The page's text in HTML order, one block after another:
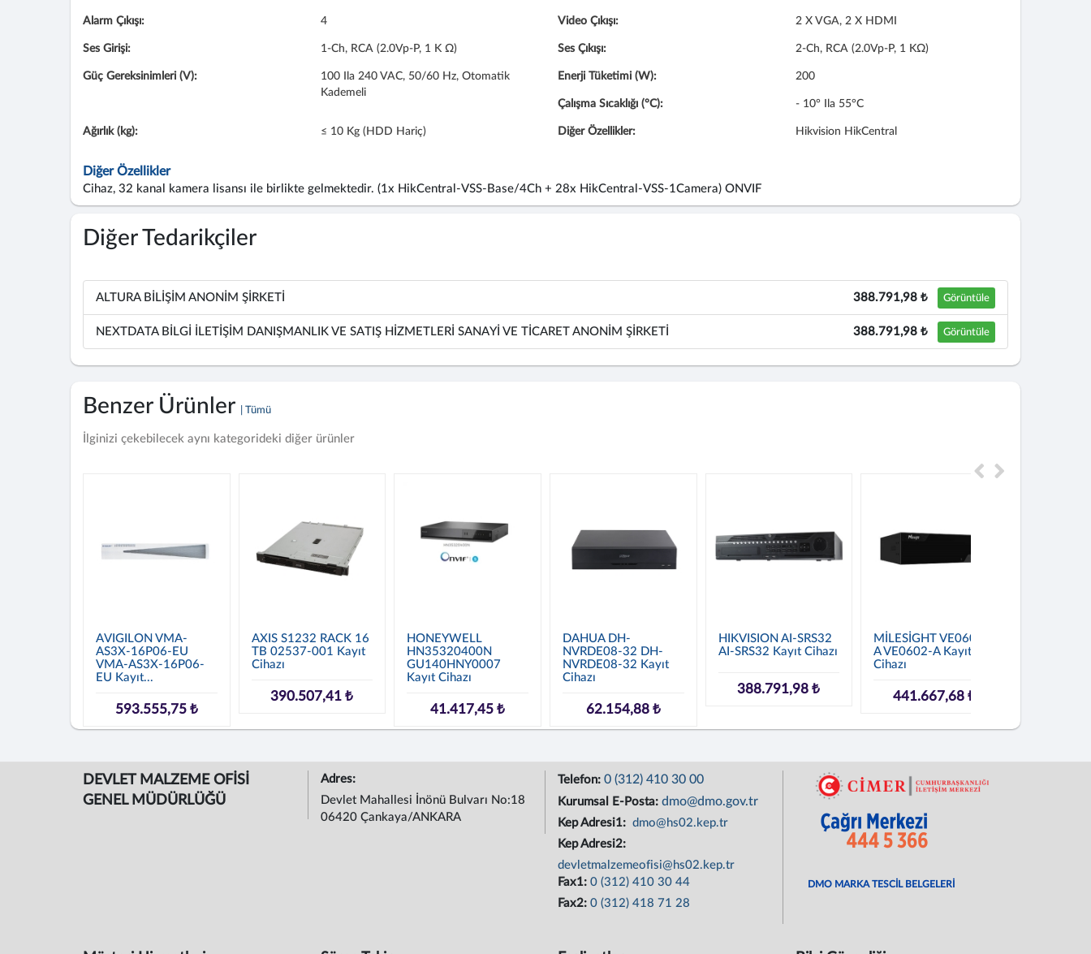
Alarm Çıkışı: 4 Video Çıkışı: 2 X VGA, 2 X HDMI
Ses Girişi: 1-Ch, RCA (2.0Vp-P, 1 K Ω) Ses Çıkışı: 2-Ch, RCA (2.0Vp-P, 1 KΩ)
Güç Gereksinimleri (V):
100 Ila 240 VAC, 50/60 Hz, Otomatik
Kademeli
Enerji Tüketimi (W): 200
Çalışma Sıcaklığı (°C): - 10° Ila 55°C
Ağırlık (kg): ≤ 10 Kg (HDD Hariç) Diğer Özellikler: Hikvision HikCentral
Diğer Özellikler
Cihaz, 32 kanal kamera lisansı ile birlikte gelmektedir. (1x HikCentral-VSS-Base/4Ch + 28x HikCentral-VSS-1Camera) ONVIF
Diğer Tedarikçiler
ALTURA BİLİŞİM ANONİM ŞİRKETİ 388.791,98 ₺ Görüntüle
NEXTDATA BİLGİ İLETİŞİM DANIŞMANLIK VE SATIŞ HİZMETLERİ SANAYİ VE TİCARET ANONİM ŞİRKETİ 388.791,98 ₺ Görüntüle
Benzer Ürünler | Tümü
İlginizi çekebilecek aynı kategorideki diğer ürünler
AVIGILON VMA-
AS3X-16P06-EU
VMA-AS3X-16P06-
EU Kayıt...
593.555,75 ₺
AXIS S1232 RACK 16
TB 02537-001 Kayıt
Cihazı
390.507,41 ₺
HONEYWELL
HN35320400N
GU140HNY0007
Kayıt Cihazı
41.417,45 ₺
DAHUA DH-
NVRDE08-32 DH-
NVRDE08-32 Kayıt
Cihazı
62.154,88 ₺
HIKVISION AI-SRS32
AI-SRS32 Kayıt Cihazı
388.791,98 ₺
MİLESİGHT VE0602-
A VE0602-A Kayıt
Cihazı
441.667,68 ₺
DEVLET MALZEME OFİSİ
GENEL MÜDÜRLÜĞÜ
Adres:
Devlet Mahallesi İnönü Bulvarı No:18
06420 Çankaya/ANKARA
Telefon: 0 (312) 410 30 00
Kurumsal E-Posta: dmo@dmo.gov.tr
Kep Adresi1: dmo@hs02.kep.tr
Kep Adresi2:
devletmalzemeofisi@hs02.kep.tr
Fax1: 0 (312) 410 30 44
Fax2: 0 (312) 418 71 28
DMO MARKA TESCİL BELGELERİ